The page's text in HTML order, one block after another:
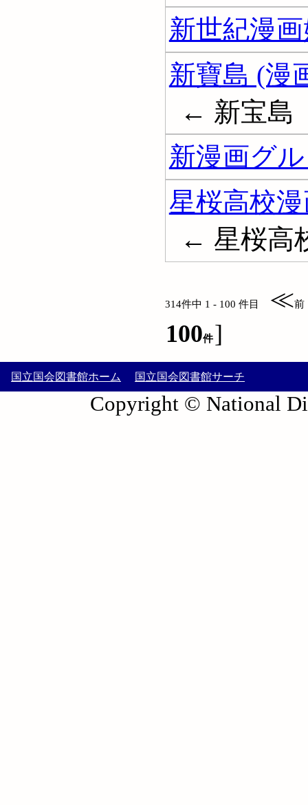
新世紀漫
新寶島 (漫
← 新宝島
新漫画グ
星桜高校
← 星桜高
314件中 1 - 100 件目 ≪前
100件]
国立国会図書館ホーム 国立国会図書館サーチ
Copyright © National